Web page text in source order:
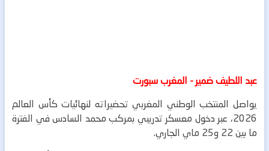
عبد اللطيف ضمير - المغرب سبورت
يواصل المنتخب الوطني المغربي تحضيراته لنهائيات كأس العالم
2026، عبر دخول معسكر تدريبي بمركب محمد السادس في الفترة
ما بين 22 و25 ماي الجاري.